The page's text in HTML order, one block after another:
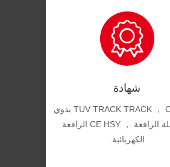
شهادة
شهادة TUV TRACK TRACK ， CE يدوي
السلسلة الرافعة ， CE HSY الرافعة
الكهربائية.